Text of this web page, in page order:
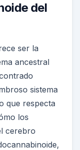
del
ser la
ancestral
sistema
que respecta
los
cerebro